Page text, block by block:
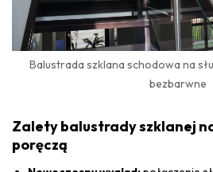
Balustrada szklana schodowa na
bezbarwne
Zalety balustrady szklanej
poręczą